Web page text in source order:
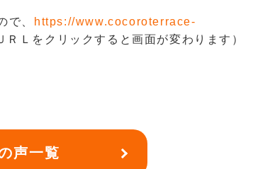
で、
https://www.cocoroterrace-
Ｌをクリックすると画面が変わります）
声一覧